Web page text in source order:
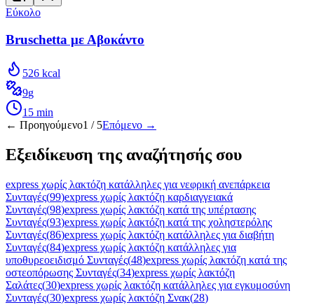
Εύκολο
Bruschetta με Αβοκάντο
526 kcal
9g
15 min
← Προηγούμενο1 / 5Επόμενο →
Εξειδίκευση της αναζήτησής σου
express χωρίς λακτόζη κατάλληλες για νεφρική ανεπάρκεια
Συνταγές(99)express χωρίς λακτόζη καρδιαγγειακά
Συνταγές(98)express χωρίς λακτόζη κατά της υπέρτασης
Συνταγές(93)express χωρίς λακτόζη κατά της χοληστερόλης
Συνταγές(86)express χωρίς λακτόζη κατάλληλες για διαβήτη
Συνταγές(84)express χωρίς λακτόζη κατάλληλες για
υποθυρεοειδισμό Συνταγές(48)express χωρίς λακτόζη κατά της
οστεοπόρωσης Συνταγές(34)express χωρίς λακτόζη
Σαλάτες(30)express χωρίς λακτόζη κατάλληλες για εγκυμοσύνη
Συνταγές(30)express χωρίς λακτόζη Σνακ(28)